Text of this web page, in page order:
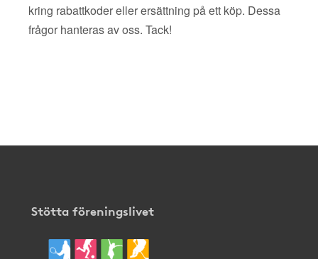
kring rabattkoder eller ersättning på ett köp. Dessa
frågor hanteras av oss. Tack!
Stötta föreningslivet